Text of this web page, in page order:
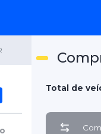
Total de